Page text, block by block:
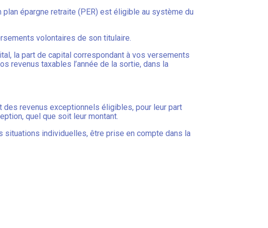
épargne retraite (PER) est éligible au système du
volontaires de son titulaire.
la part de capital correspondant à vos versements
revenus taxables l’année de la sortie, dans la
revenus exceptionnels éligibles, pour leur part
quel que soit leur montant.
situations individuelles, être prise en compte dans la